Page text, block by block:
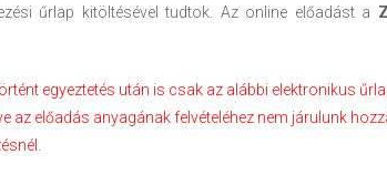
űrlap kitöltésével tudtok. Az online előadást a
egyeztetés után is csak az alábbi elektronikus
az előadás anyagának felvételéhez nem járulunk